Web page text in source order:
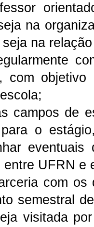
na
na
com
campos de
o
UFRN e
com
semestral
visitada